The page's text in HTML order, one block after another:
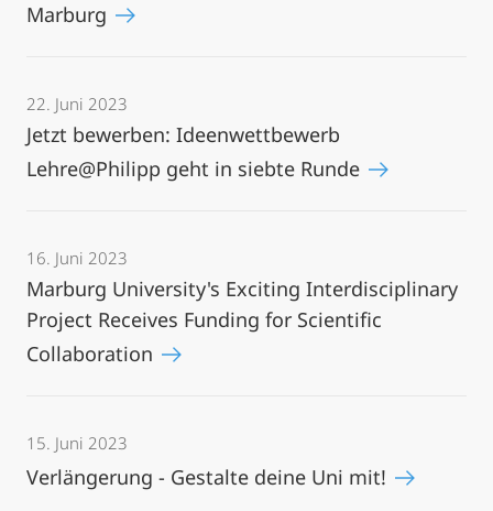
Marburg
22. Juni 2023
Jetzt bewerben: Ideenwettbewerb
Lehre@Philipp geht in siebte Runde
16. Juni 2023
Marburg University's Exciting Interdisciplinary
Project Receives Funding for Scientific
Collaboration
15. Juni 2023
Verlängerung - Gestalte deine Uni mit!